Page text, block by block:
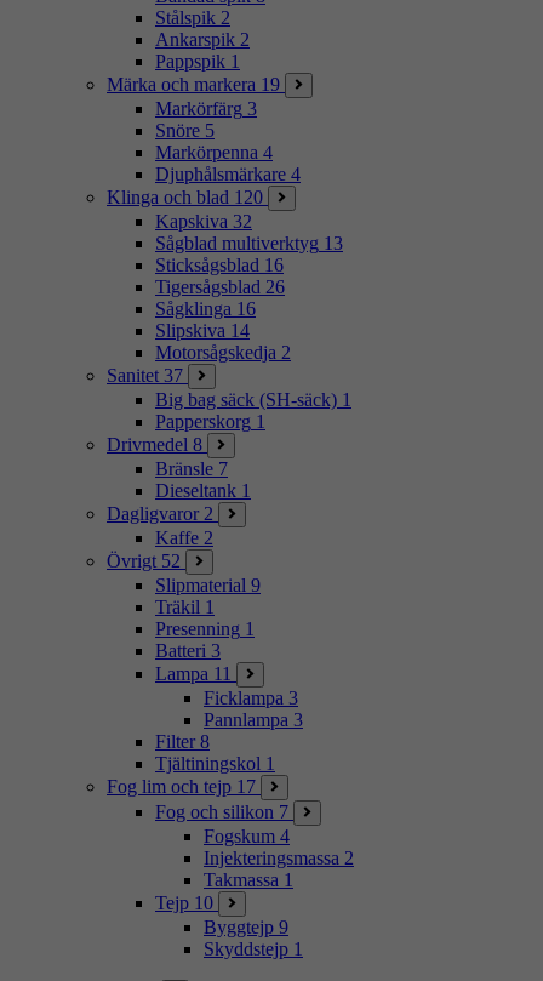
Stålspik 2
Ankarspik 2
Pappspik 1
Märka och markera 19
Markörfärg 3
Snöre 5
Markörpenna 4
Djuphålsmärkare 4
Klinga och blad 120
Kapskiva 32
Sågblad multiverktyg 13
Sticksågsblad 16
Tigersågsblad 26
Sågklinga 16
Slipskiva 14
Motorsågskedja 2
Sanitet 37
Big bag säck (SH-säck) 1
Papperskorg 1
Drivmedel 8
Bränsle 7
Dieseltank 1
Dagligvaror 2
Kaffe 2
Övrigt 52
Slipmaterial 9
Träkil 1
Presenning 1
Batteri 3
Lampa 11
Ficklampa 3
Pannlampa 3
Filter 8
Tjältiningskol 1
Fog lim och tejp 17
Fog och silikon 7
Fogskum 4
Injekteringsmassa 2
Takmassa 1
Tejp 10
Byggtejp 9
Skyddstejp 1